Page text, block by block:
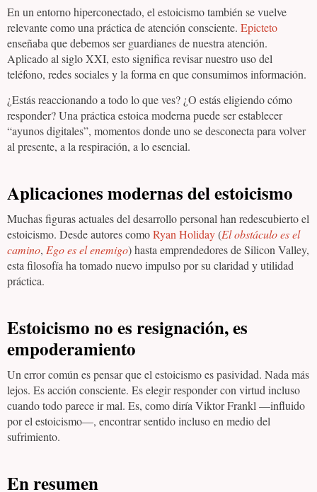
En un entorno hiperconectado, el estoicismo también se vuelve
relevante como una práctica de atención consciente. Epicteto
enseñaba que debemos ser guardianes de nuestra atención.
Aplicado al siglo XXI, esto significa revisar nuestro uso del
teléfono, redes sociales y la forma en que consumimos información.
¿Estás reaccionando a todo lo que ves? ¿O estás eligiendo cómo
responder? Una práctica estoica moderna puede ser establecer
“ayunos digitales”, momentos donde uno se desconecta para volver
al presente, a la respiración, a lo esencial.
Aplicaciones modernas del estoicismo
Muchas figuras actuales del desarrollo personal han redescubierto el
estoicismo. Desde autores comoRyan Holiday(El obstáculo es el
camino, Ego es el enemigo) hasta emprendedores de Silicon Valley,
esta filosofía ha tomado nuevo impulso por su claridad y utilidad
práctica.
Estoicismo no es resignación, es
empoderamiento
Un error común es pensar que el estoicismo es pasividad. Nada más
lejos. Es acción consciente. Es elegir responder con virtud incluso
cuando todo parece ir mal. Es, como diría Viktor Frankl —influido
por el estoicismo—, encontrar sentido incluso en medio del
sufrimiento.
En resumen